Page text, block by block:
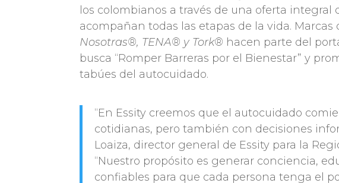
los colombianos a través de una oferta integral
acompañan todas las etapas de la vida. Marcas
Nosotras®, TENA® y Tork® hacen parte del
busca “Romper Barreras por el Bienestar” y
tabúes del autocuidado.
“En Essity creemos que el autocuidado
cotidianas, pero también con decisiones
Loaiza, director general de Essity para la
“Nuestro propósito es generar conciencia,
confiables para que cada persona tenga el